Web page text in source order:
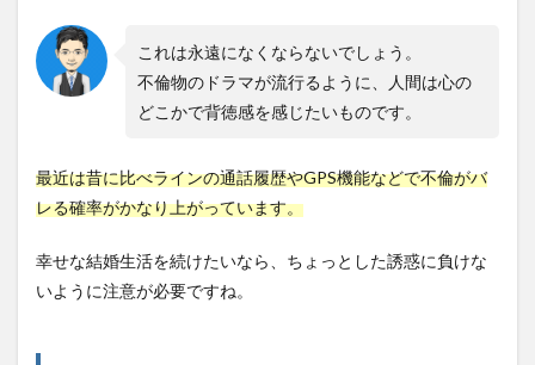
これは永遠になくならないでしょう。
不倫物のドラマが流行るように、人間は心の
どこかで背徳感を感じたいものです。
最近は昔に比べラインの通話履歴やGPS機能などで不倫がバ
レる確率がかなり上がっています。
幸せな結婚生活を続けたいなら、ちょっとした誘惑に負けな
いように注意が必要ですね。